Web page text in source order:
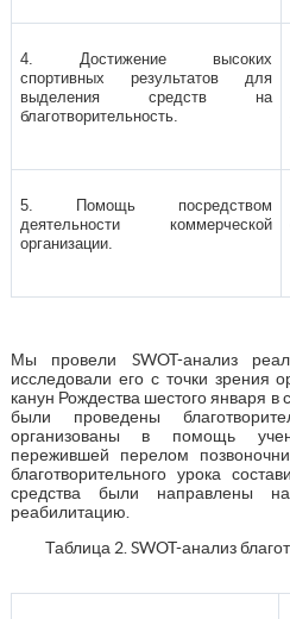
4. Достижение высоких
спортивных результатов для
выделения средств на
благотворительность.
5. Помощь посредством
деятельности коммерческой
организации.
Мы провели SWOT-анализ
исследовали его с точки зрения
канун Рождества шестого января в
были проведены
организованы в помощь
пережившей перелом
благотворительного урока
средства были направлены
реабилитацию.
Таблица 2. SWOT-анализ